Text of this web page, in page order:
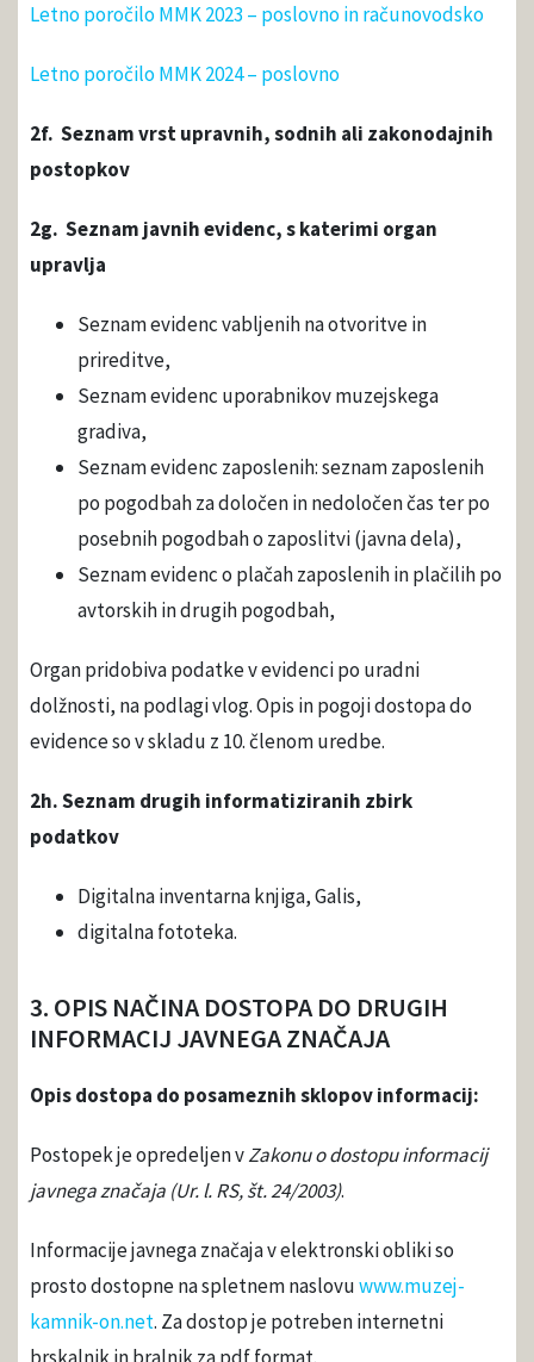
Letno poročilo MMK 2023 – poslovno in računovodsko
Letno poročilo MMK 2024 – poslovno
2f. Seznam vrst upravnih, sodnih ali zakonodajnih
postopkov
2g. Seznam javnih evidenc, s katerimi organ
upravlja
Seznam evidenc vabljenih na otvoritve in
prireditve,
Seznam evidenc uporabnikov muzejskega
gradiva,
Seznam evidenc zaposlenih: seznam zaposlenih
po pogodbah za določen in nedoločen čas ter po
posebnih pogodbah o zaposlitvi (javna dela),
Seznam evidenc o plačah zaposlenih in plačilih po
avtorskih in drugih pogodbah,
Organ pridobiva podatke v evidenci po uradni
dolžnosti, na podlagi vlog. Opis in pogoji dostopa do
evidence so v skladu z 10. členom uredbe.
2h. Seznam drugih informatiziranih zbirk
podatkov
Digitalna inventarna knjiga, Galis,
digitalna fototeka.
3. OPIS NAČINA DOSTOPA DO DRUGIH
INFORMACIJ JAVNEGA ZNAČAJA
Opis dostopa do posameznih sklopov informacij:
Postopek je opredeljen vZakonu o dostopu informacij
javnega značaja (Ur. l. RS, št. 24/2003).
Informacije javnega značaja v elektronski obliki so
prosto dostopne na spletnem naslovuwww.muzej-
kamnik-on.net. Za dostop je potreben internetni